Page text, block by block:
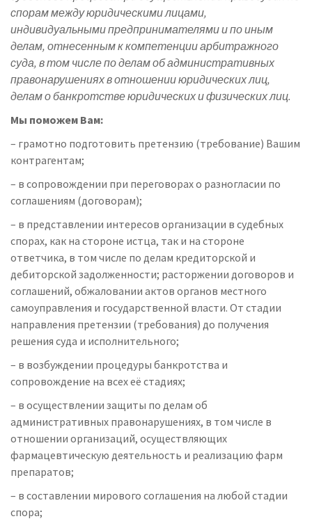
спорам между юридическими лицами,
индивидуальными предпринимателями и по иным
делам, отнесенным к компетенции арбитражного
суда, в том числе по делам об административных
правонарушениях в отношении юридических лиц,
делам о банкротстве юридических и физических лиц.
Мы поможем Вам:
– грамотно подготовить претензию (требование) Вашим
контрагентам;
– в сопровождении при переговорах о разногласии по
соглашениям (договорам);
– в представлении интересов организации в судебных
спорах, как на стороне истца, так и на стороне
ответчика, в том числе по делам кредиторской и
дебиторской задолженности; расторжении договоров и
соглашений, обжаловании актов органов местного
самоуправления и государственной власти. От стадии
направления претензии (требования) до получения
решения суда и исполнительного;
– в возбуждении процедуры банкротства и
сопровождение на всех её стадиях;
– в осуществлении защиты по делам об
административных правонарушениях, в том числе в
отношении организаций, осуществляющих
фармацевтическую деятельность и реализацию фарм
препаратов;
– в составлении мирового соглашения на любой стадии
спора;